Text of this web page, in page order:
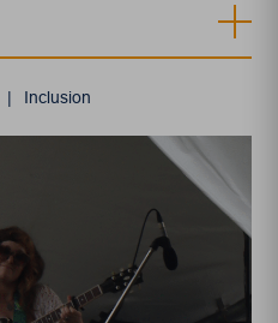
Inclusion